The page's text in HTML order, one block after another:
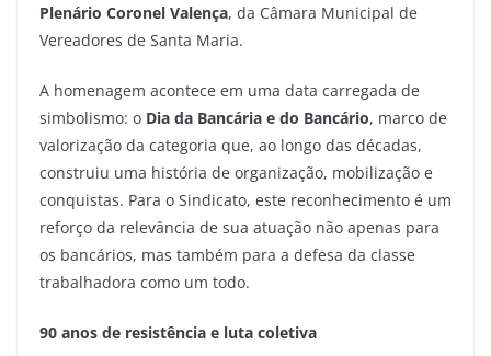
Plenário Coronel Valença, da Câmara Municipal de
Vereadores de Santa Maria.
A homenagem acontece em uma data carregada de
simbolismo: o Dia da Bancária e do Bancário, marco de
valorização da categoria que, ao longo das décadas,
construiu uma história de organização, mobilização e
conquistas. Para o Sindicato, este reconhecimento é um
reforço da relevância de sua atuação não apenas para
os bancários, mas também para a defesa da classe
trabalhadora como um todo.
90 anos de resistência e luta coletiva